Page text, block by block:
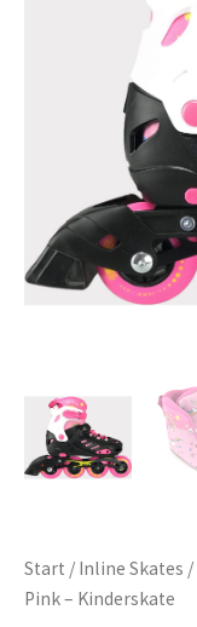
Start / Inline Skates /
Pink – Kinderskate